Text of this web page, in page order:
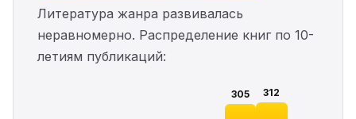
Литература жанра развивалась
неравномерно. Распределение книг по 10-
летиям публикаций:
305 312